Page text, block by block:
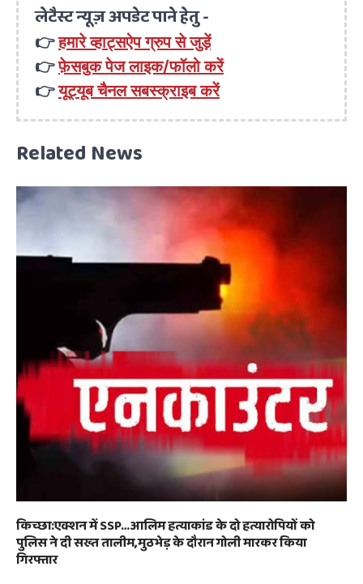
लेटैस्ट न्यूज़ अपडेट पाने हेतु -
👉हमारे व्हाट्सऐप ग्रुप से जुड़ें
👉फ़ेसबुक पेज लाइक/फॉलो करें
👉यूट्यूब चैनल सबस्क्राइब करें
Related News
किच्छा:एक्शन में SSP…आलिम हत्याकांड के दो हत्यारोपियों को
पुलिस ने दी सख्त तालीम,मुठभेड़ के दौरान गोली मारकर किया
गिरफ्तार